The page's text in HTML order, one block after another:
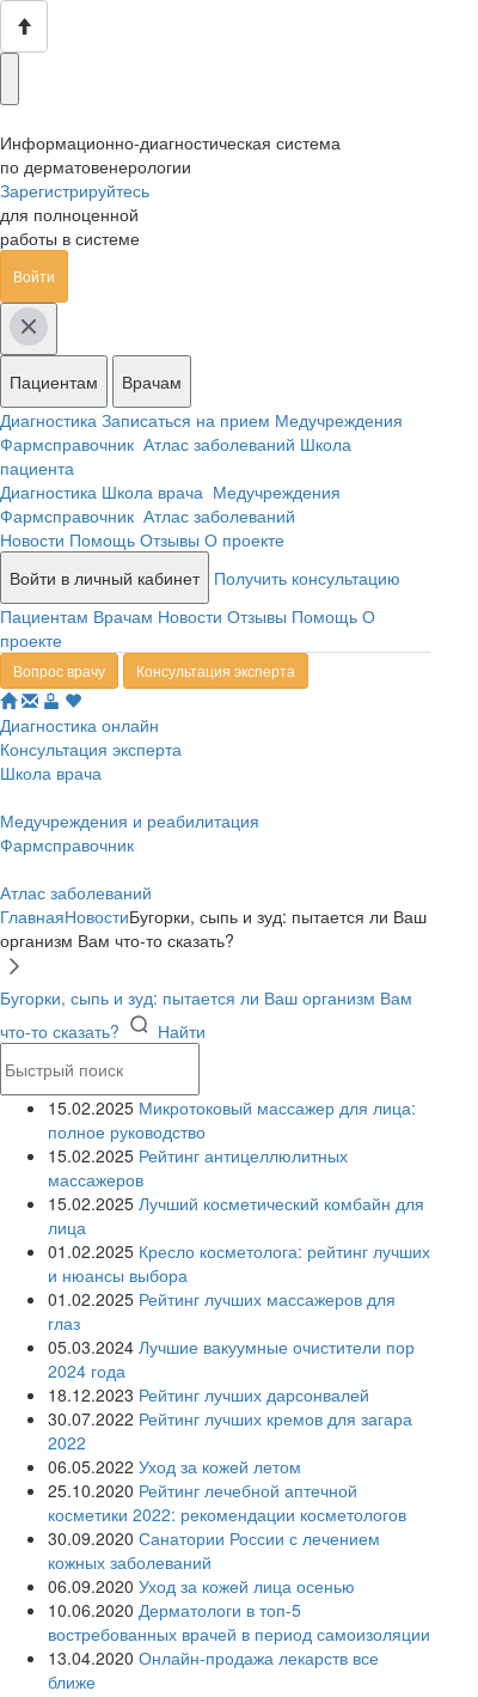
Информационно-диагностическая система
по дерматовенерологии
Зарегистрируйтесь
для полноценной
работы в системе
Войти
Пациентам
Врачам
Диагностика Записаться на прием Медучреждения
Фармсправочник Атлас заболеваний Школа
пациента
Диагностика Школа врача Медучреждения
Фармсправочник Атлас заболеваний
Новости Помощь Отзывы О проекте
Войти в личный кабинет
Получить консультацию
Пациентам Врачам Новости Отзывы Помощь О
проекте
Вопрос врачу Консультация эксперта
Диагностика онлайн
Консультация эксперта
Школа врача
Медучреждения и реабилитация
Фармсправочник
Атлас заболеваний
ГлавнаяНовостиБугорки, сыпь и зуд: пытается ли Ваш
организм Вам что-то сказать?
Бугорки, сыпь и зуд: пытается ли Ваш организм Вам
что-то сказать?
Найти
15.02.2025 Микротоковый массажер для лица:
полное руководство
15.02.2025 Рейтинг антицеллюлитных
массажеров
15.02.2025 Лучший косметический комбайн для
лица
01.02.2025 Кресло косметолога: рейтинг лучших
и нюансы выбора
01.02.2025 Рейтинг лучших массажеров для
глаз
05.03.2024 Лучшие вакуумные очистители пор
2024 года
18.12.2023 Рейтинг лучших дарсонвалей
30.07.2022 Рейтинг лучших кремов для загара
2022
06.05.2022 Уход за кожей летом
25.10.2020 Рейтинг лечебной аптечной
косметики 2022: рекомендации косметологов
30.09.2020 Санатории России с лечением
кожных заболеваний
06.09.2020 Уход за кожей лица осенью
10.06.2020 Дерматологи в топ-5
востребованных врачей в период самоизоляции
13.04.2020 Онлайн-продажа лекарств все
ближе